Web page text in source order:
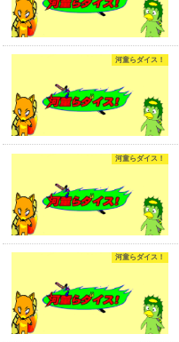
河童らダイス！
河童らダイス！
河童らダイス！